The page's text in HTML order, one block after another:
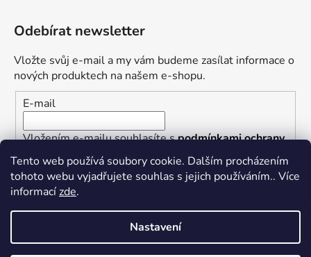
Tento web používá soubory cookie. Dalším procházením
tohoto webu vyjadřujete souhlas s jejich používáním.. Více
informacízde.
Nastavení
Odebírat newsletter
Vložte svůj e-mail a my vám budeme zasílat informace o
nových produktech na našem e-shopu.
E-mail
Vložením e-mailu souhlasíte spodmínkami ochrany
osobních údajů
PŘIHLÁSIT SE